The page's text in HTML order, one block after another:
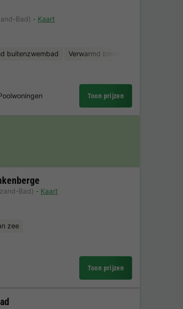
Bad)
Kaart
buitenzwembad Verwarmd binnenzwembad
Toon prijzen
Bad)
Kaart
zee
Toon prijzen